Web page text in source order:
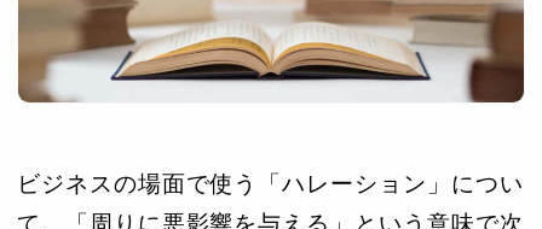
ビジネスの場面で使う「ハレーション」につい
て、「周りに悪影響を与える」という意味で次